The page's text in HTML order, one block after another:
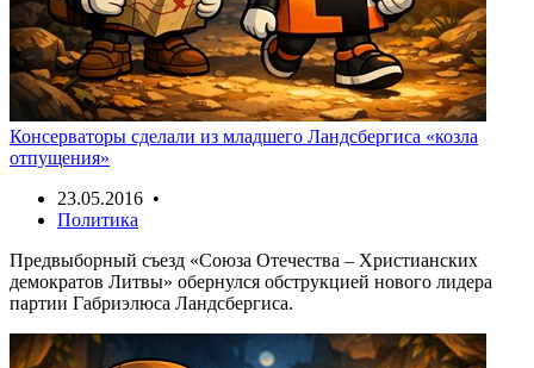
Консерваторы сделали из младшего Ландсбергиса «козла
отпущения»
23.05.2016 •
Политика
Предвыборный съезд «Союза Отечества – Христианских
демократов Литвы» обернулся обструкцией нового лидера
партии Габриэлюса Ландсбергиса.